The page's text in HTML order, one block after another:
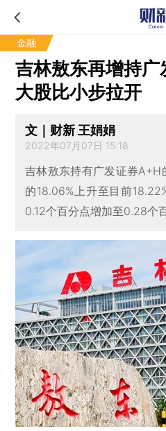
金融
吉林敖东再增持
大股比小步拉开
文｜财新 王娟娟
2022年07月07日 15:18
吉林敖东持有广发证券A+H
的18.06%上升至目前
0.12个百分点增加至0.28个